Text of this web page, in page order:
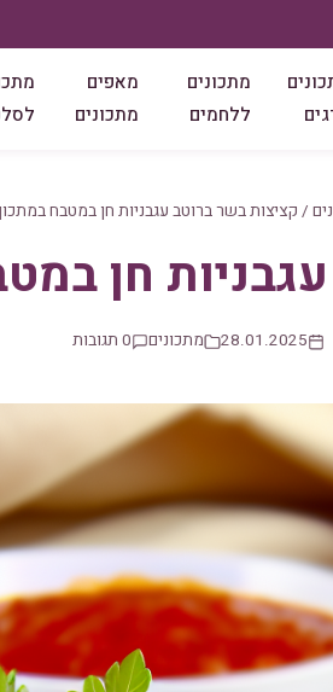
מתכונים
ללחמים
מאפים
מתכונים
/ קציצות בשר ברוטב עגבניות חן במטבח
חן
28.01.2025 מתכונים 0 תגובות